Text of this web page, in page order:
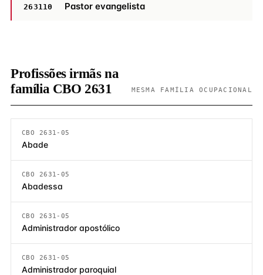
263110 Pastor evangelista
Profissões irmãs na
família CBO 2631
MESMA FAMÍLIA OCUPACIONAL
CBO 2631-05
Abade
CBO 2631-05
Abadessa
CBO 2631-05
Administrador apostólico
CBO 2631-05
Administrador paroquial